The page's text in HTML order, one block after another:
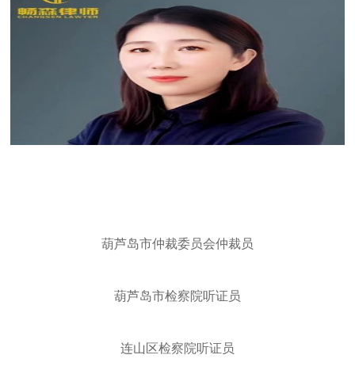
葫芦岛市仲裁委员会仲裁员
葫芦岛市检察院听证员
连山区检察院听证员